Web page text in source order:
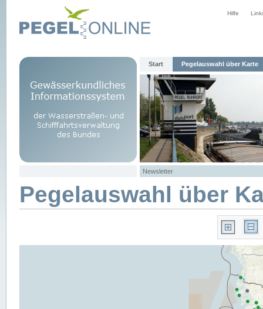
Hilfe
Start Pegelauswahl über Karte
Newsletter
Pegelauswahl über